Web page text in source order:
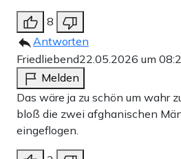
8
Antworten
Friedliebend22.05.2026 um
Melden
Das wäre ja zu schön um wahr
bloß die zwei afghanischen
eingeflogen.